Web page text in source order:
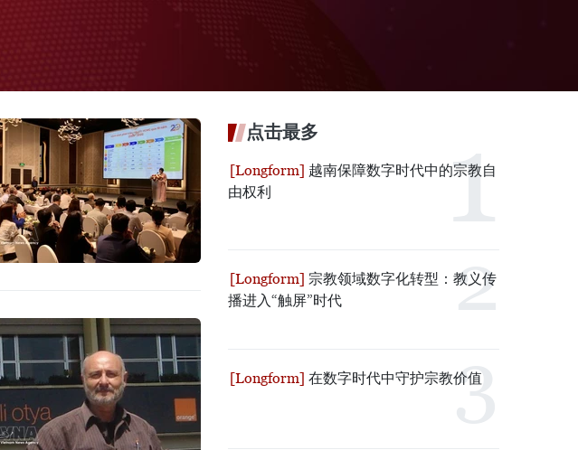
点击最多
越南保障数字时代中的宗教自
由权利
宗教领域数字化转型：教义传
播进入“触屏”时代
在数字时代中守护宗教价值